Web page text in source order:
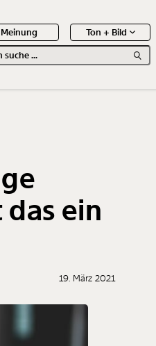
Meinung Ton + Bild
ein
19. März 2021